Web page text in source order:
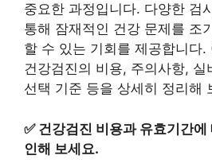
중요한 과정입니다. 다양한 검
통해 잠재적인 건강 문제를 조
할 수 있는 기회를 제공합니다.
건강검진의 비용, 주의사항, 실
선택 기준 등을 상세히 정리해
✅ 건강검진 비용과 유효기간
인해 보세요.